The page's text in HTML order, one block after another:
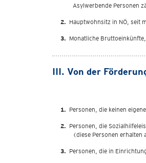
Asylwerbende Personen
Hauptwohnsitz in NÖ, seit
Monatliche
III. Von der
Personen, die keinen
Personen, die
(diese Personen erhalten
Personen, die in